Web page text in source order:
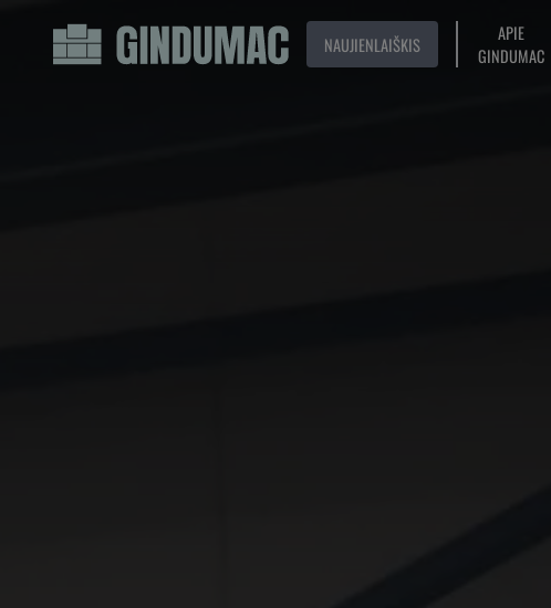
NAUJIENLAIŠKIS
APIE
GINDUMAC